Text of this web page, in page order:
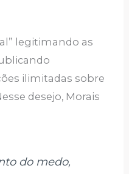
legitimando as
ilimitadas sobre
desejo, Morais
do medo,